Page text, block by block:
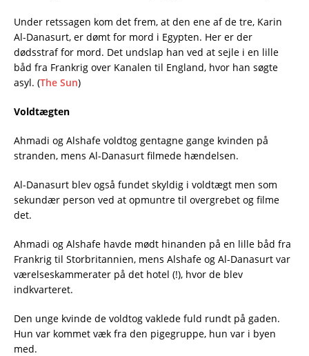
Under retssagen kom det frem, at den ene af de tre, Karin
Al-Danasurt, er dømt for mord i Egypten. Her er der
dødsstraf for mord. Det undslap han ved at sejle i en lille
båd fra Frankrig over Kanalen til England, hvor han søgte
asyl. (The Sun)
Voldtægten
Ahmadi og Alshafe voldtog gentagne gange kvinden på
stranden, mens Al-Danasurt filmede hændelsen.
Al-Danasurt blev også fundet skyldig i voldtægt men som
sekundær person ved at opmuntre til overgrebet og filme
det.
Ahmadi og Alshafe havde mødt hinanden på en lille båd fra
Frankrig til Storbritannien, mens Alshafe og Al-Danasurt var
værelseskammerater på det hotel (!), hvor de blev
indkvarteret.
Den unge kvinde de voldtog vaklede fuld rundt på gaden.
Hun var kommet væk fra den pigegruppe, hun var i byen
med.